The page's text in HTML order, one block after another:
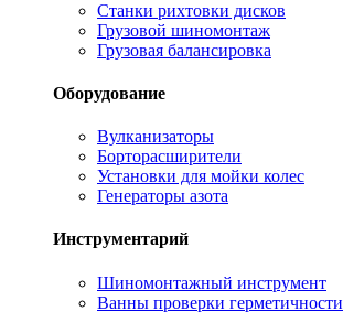
Станки рихтовки дисков
Грузовой шиномонтаж
Грузовая балансировка
Оборудование
Вулканизаторы
Борторасширители
Установки для мойки колес
Генераторы азота
Инструментарий
Шиномонтажный инструмент
Ванны проверки герметичности